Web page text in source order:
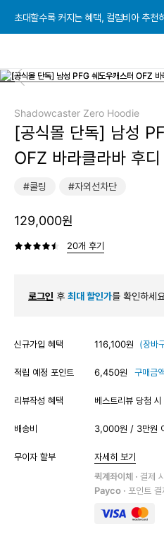
초대할수록 커지는 혜택, 컬럼비아 추천
초대할수록 커지는 혜택, 컬럼비아 추천
초대할수록 커지는 혜택, 컬럼비아 추천
Shadowcaster Zero Hoodie
[공식몰 단독] 남성
OFZ 바라클라바 후
#쿨링 #자외선차단
129,000원
20개 후기
로그인 후 최대 할인가를 확인하세
신규가입 혜택 116,100원 (장바
적립 예정 포인트 6,450원 구매금
리뷰작성 혜택 베스트리뷰 당첨
배송비 3,000원 / 3만원
무이자 할부
자세히 보기
퀵계좌이체 · 결제
Payco · 포인트